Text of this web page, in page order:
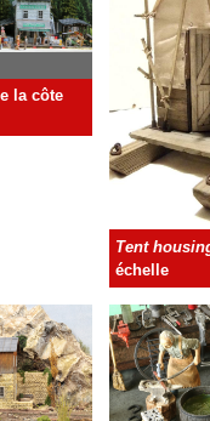
la côte
Tent
échelle